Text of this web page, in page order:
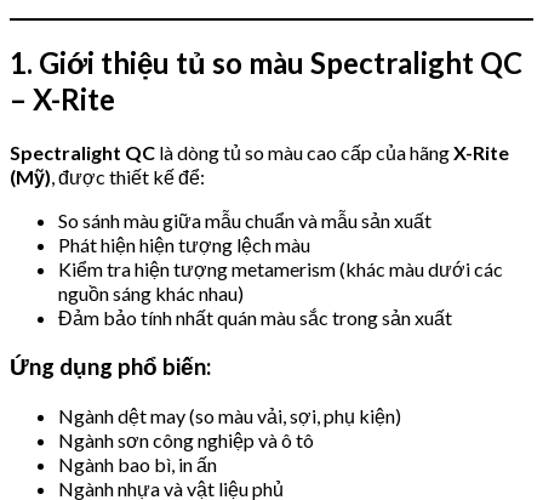
1. Giới thiệu tủ so màu Spectralight QC
– X-Rite
Spectralight QC là dòng tủ so màu cao cấp của hãngX-Rite
(Mỹ), được thiết kế để:
So sánh màu giữa mẫu chuẩn và mẫu sản xuất
Phát hiện hiện tượng lệch màu
Kiểm tra hiện tượng metamerism (khác màu dưới các
nguồn sáng khác nhau)
Đảm bảo tính nhất quán màu sắc trong sản xuất
Ứng dụng phổ biến:
Ngành dệt may (so màu vải, sợi, phụ kiện)
Ngành sơn công nghiệp và ô tô
Ngành bao bì, in ấn
Ngành nhựa và vật liệu phủ